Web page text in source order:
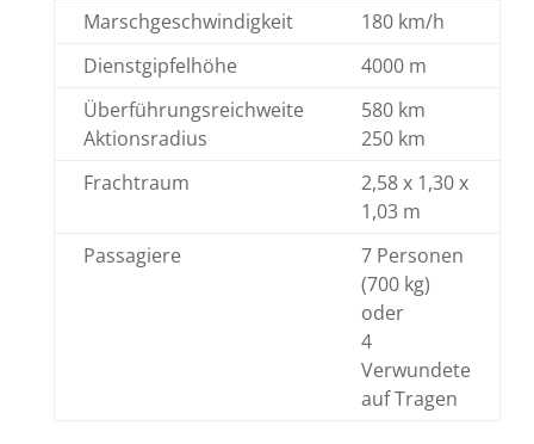
Marschgeschwindigkeit
180 km/h
Dienstgipfelhöhe
4000 m
Überführungsreichweite
Aktionsradius
580 km
250 km
Frachtraum
2,58 x 1,30 x
1,03 m
Passagiere
7 Personen
(700 kg)
oder
4
Verwundete
auf Tragen